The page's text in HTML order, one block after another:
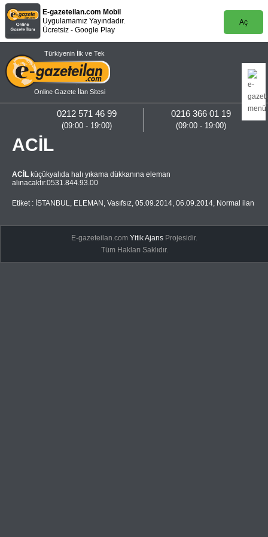
E-gazeteilan.com Mobil
Uygulamamız Yayındadır.
Ücretsiz - Google Play
Aç
Türkiyenin İlk ve Tek
Online Gazete İlan Sitesi
0216 366 01 19
(09:00 - 19:00)
0212 571 46 99
(09:00 - 19:00)
ACİL
ACİL küçükyalıda halı yıkama dükkanına eleman
alınacaktır.0531.844.93.00
Etiket : İSTANBUL, ELEMAN , Vasıfsız, 05.09.2014, 06.09.2014, Normal ilan
E-gazeteilan.comYitik Ajans Projesidir.
Tüm Hakları Saklıdır.